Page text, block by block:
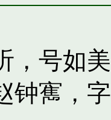
，号如美
钟寯，